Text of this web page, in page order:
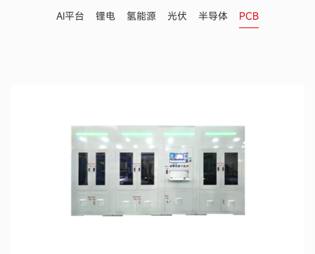
AI平台 锂电 氢能源 光伏 半导体 PCB